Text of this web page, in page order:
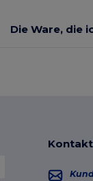
Die Ware, die